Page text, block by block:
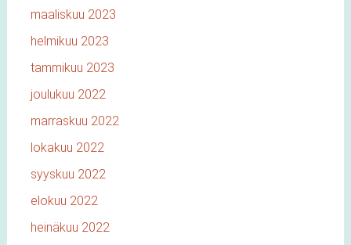
maaliskuu 2023
helmikuu 2023
tammikuu 2023
joulukuu 2022
marraskuu 2022
lokakuu 2022
syyskuu 2022
elokuu 2022
heinäkuu 2022